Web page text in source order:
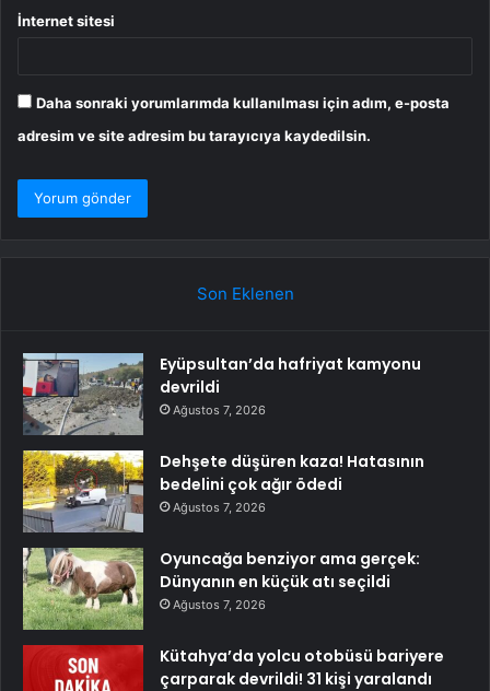
İnternet sitesi
Daha sonraki yorumlarımda kullanılması için adım, e-posta
adresim ve site adresim bu tarayıcıya kaydedilsin.
Son Eklenen
Eyüpsultan’da hafriyat kamyonu
devrildi
Ağustos 7, 2026
Dehşete düşüren kaza! Hatasının
bedelini çok ağır ödedi
Ağustos 7, 2026
Oyuncağa benziyor ama gerçek:
Dünyanın en küçük atı seçildi
Ağustos 7, 2026
Kütahya’da yolcu otobüsü bariyere
çarparak devrildi! 31 kişi yaralandı